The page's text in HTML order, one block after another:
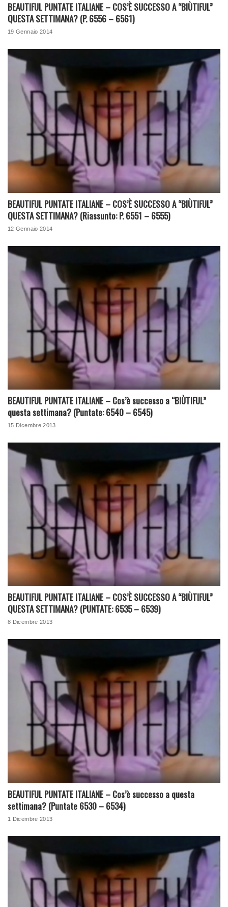
BEAUTIFUL PUNTATE ITALIANE – COS’È SUCCESSO A “BIÙTIFUL”
QUESTA SETTIMANA? (P. 6556 – 6561)
19 Gennaio 2014
BEAUTIFUL PUNTATE ITALIANE – COS’È SUCCESSO A “BIÙTIFUL”
QUESTA SETTIMANA? (Riassunto: P. 6551 – 6555)
12 Gennaio 2014
BEAUTIFUL PUNTATE ITALIANE – Cos’è successo a “BIÙTIFUL”
questa settimana? (Puntate: 6540 – 6545)
15 Dicembre 2013
BEAUTIFUL PUNTATE ITALIANE – COS’È SUCCESSO A “BIÙTIFUL”
QUESTA SETTIMANA? (PUNTATE: 6535 – 6539)
8 Dicembre 2013
BEAUTIFUL PUNTATE ITALIANE – Cos’è successo a questa
settimana? (Puntate 6530 – 6534)
1 Dicembre 2013